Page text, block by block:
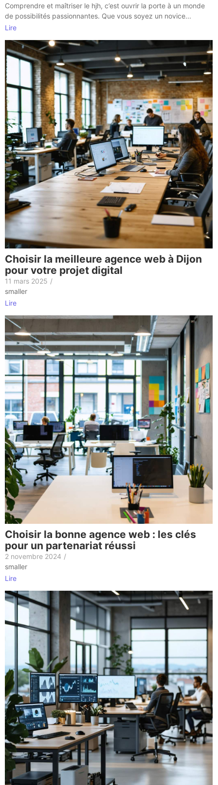
Comprendre et maîtriser le hjh, c’est ouvrir la porte à un monde
de possibilités passionnantes. Que vous soyez un novice...
Lire
Choisir la meilleure agence web à Dijon
pour votre projet digital
11 mars 2025 /
smaller
Lire
Choisir la bonne agence web : les clés
pour un partenariat réussi
2 novembre 2024 /
smaller
Lire